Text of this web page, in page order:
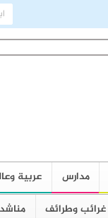
مدارس عربية
غرائب وطرائف